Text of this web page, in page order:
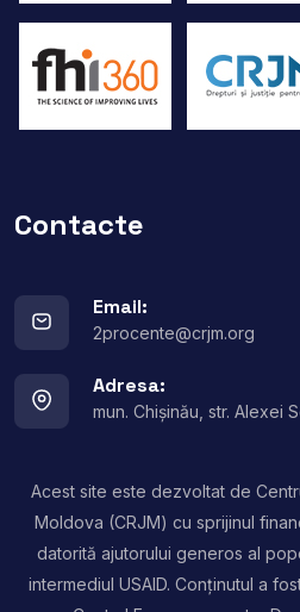
Contacte
Email:
2procente@crjm.org
Adresa:
mun. Chișinău, str. Alexei
Acest site este dezvoltat de
Moldova (CRJM) cu sprijinul
datorită ajutorului generos al
intermediul USAID. Conținutul a